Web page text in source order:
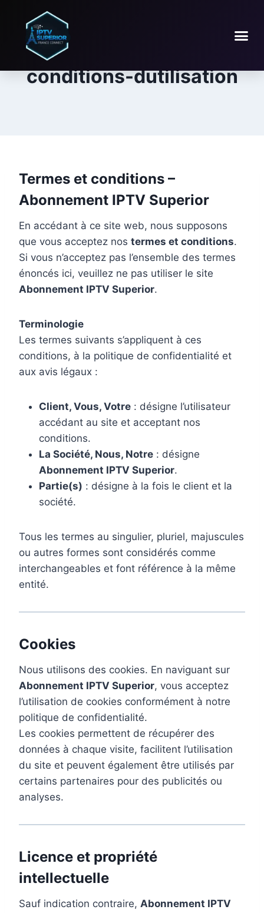
conditions-dutilisation
Termes et conditions –
Abonnement IPTV Superior
En accédant à ce site web, nous supposons
que vous acceptez nos termes et conditions.
Si vous n’acceptez pas l’ensemble des termes
énoncés ici, veuillez ne pas utiliser le site
Abonnement IPTV Superior.
Terminologie
Les termes suivants s’appliquent à ces
conditions, à la politique de confidentialité et
aux avis légaux :
Client, Vous, Votre : désigne l’utilisateur
accédant au site et acceptant nos
conditions.
La Société, Nous, Notre : désigne
Abonnement IPTV Superior.
Partie(s) : désigne à la fois le client et la
société.
Tous les termes au singulier, pluriel, majuscules
ou autres formes sont considérés comme
interchangeables et font référence à la même
entité.
Cookies
Nous utilisons des cookies. En naviguant sur
Abonnement IPTV Superior, vous acceptez
l’utilisation de cookies conformément à notre
politique de confidentialité.
Les cookies permettent de récupérer des
données à chaque visite, facilitent l’utilisation
du site et peuvent également être utilisés par
certains partenaires pour des publicités ou
analyses.
Licence et propriété
intellectuelle
Sauf indication contraire, Abonnement IPTV